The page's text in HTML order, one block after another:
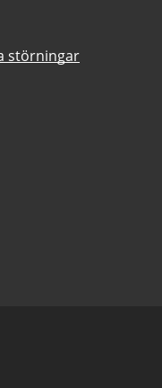
störningar